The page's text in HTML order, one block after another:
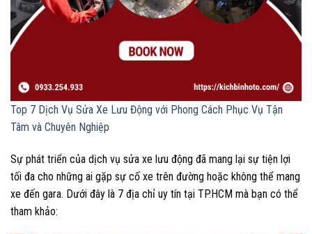
Top 7 Dịch Vụ Sửa Xe Lưu Động với Phong Cách Phục Vụ Tận
Tâm và Chuyên Nghiệp
Sự phát triển của dịch vụ sửa xe lưu động đã mang lại sự tiện lợi
tối đa cho những ai gặp sự cố xe trên đường hoặc không thể mang
xe đến gara. Dưới đây là 7 địa chỉ uy tín tại TP.HCM mà bạn có thể
tham khảo: